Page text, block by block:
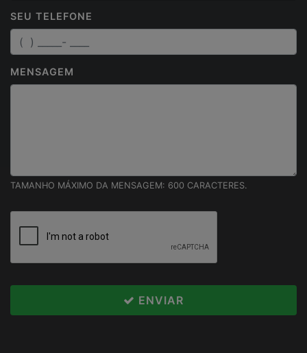
Entrevista sobre o
Autismo com o
Altenhofen,
SEU TELEFONE
MENSAGEM
TAMANHO MÁXIMO DA MENSAGEM: 600 CARACTERES.
ENVIAR
Políticas e Termos